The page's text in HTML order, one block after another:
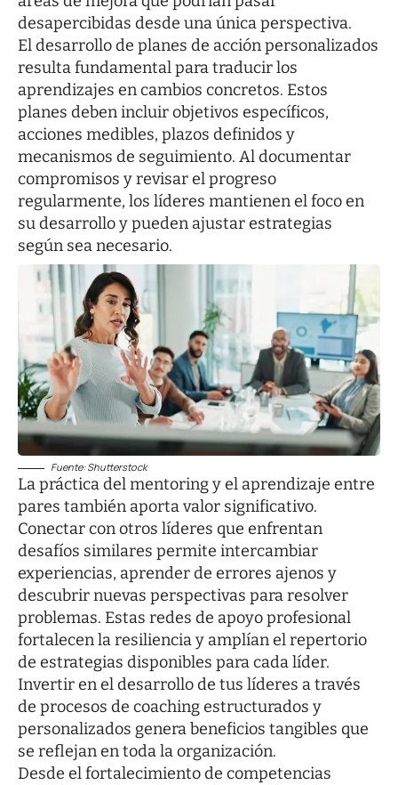
desapercibidas desde una única perspectiva.
El desarrollo de planes de acción personalizados
resulta fundamental para traducir los
aprendizajes en cambios concretos. Estos
planes deben incluir objetivos específicos,
acciones medibles, plazos definidos y
mecanismos de seguimiento. Al documentar
compromisos y revisar el progreso
regularmente, los líderes mantienen el foco en
su desarrollo y pueden ajustar estrategias
según sea necesario.
Fuente: Shutterstock
La práctica del mentoring y el aprendizaje entre
pares también aporta valor significativo.
Conectar con otros líderes que enfrentan
desafíos similares permite intercambiar
experiencias, aprender de errores ajenos y
descubrir nuevas perspectivas para resolver
problemas. Estas redes de apoyo profesional
fortalecen la resiliencia y amplían el repertorio
de estrategias disponibles para cada líder.
Invertir en el desarrollo de tus líderes a través
de procesos de coaching estructurados y
personalizados genera beneficios tangibles que
se reflejan en toda la organización.
Desde el fortalecimiento de competencias